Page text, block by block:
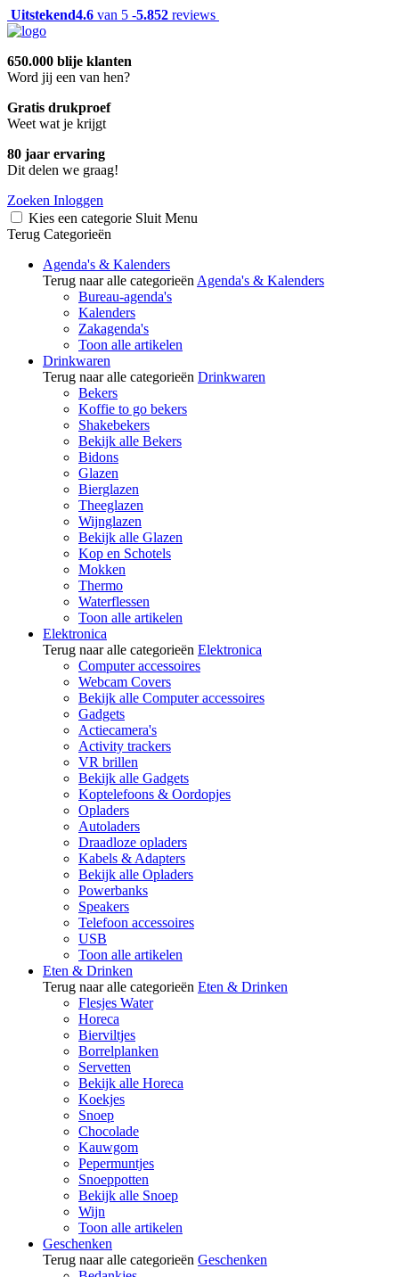
Uitstekend4.6 van 5 -5.852 reviews
650.000 blije klanten
Word jij een van hen?
Gratis drukproef
Weet wat je krijgt
80 jaar ervaring
Dit delen we graag!
Zoeken Inloggen
Kies een categorie Sluit Menu
Terug Categorieën
Agenda's & Kalenders
Terug naar alle categorieën Agenda's & Kalenders
Bureau-agenda's
Kalenders
Zakagenda's
Toon alle artikelen
Drinkwaren
Terug naar alle categorieën Drinkwaren
Bekers
Koffie to go bekers
Shakebekers
Bekijk alle Bekers
Bidons
Glazen
Bierglazen
Theeglazen
Wijnglazen
Bekijk alle Glazen
Kop en Schotels
Mokken
Thermo
Waterflessen
Toon alle artikelen
Elektronica
Terug naar alle categorieën Elektronica
Computer accessoires
Webcam Covers
Bekijk alle Computer accessoires
Gadgets
Actiecamera's
Activity trackers
VR brillen
Bekijk alle Gadgets
Koptelefoons & Oordopjes
Opladers
Autoladers
Draadloze opladers
Kabels & Adapters
Bekijk alle Opladers
Powerbanks
Speakers
Telefoon accessoires
USB
Toon alle artikelen
Eten & Drinken
Terug naar alle categorieën Eten & Drinken
Flesjes Water
Horeca
Bierviltjes
Borrelplanken
Servetten
Bekijk alle Horeca
Koekjes
Snoep
Chocolade
Kauwgom
Pepermuntjes
Snoeppotten
Bekijk alle Snoep
Wijn
Toon alle artikelen
Geschenken
Terug naar alle categorieën Geschenken